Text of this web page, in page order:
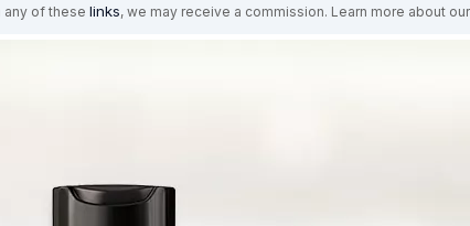
any of these links, we may receive a commission. Learn more about our